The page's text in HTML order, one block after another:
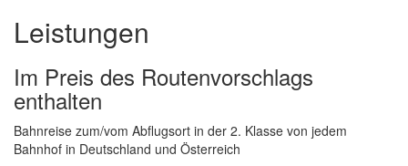
Leistungen
Im Preis des Routenvorschlags
enthalten
Bahnreise zum/vom Abflugsort in der 2. Klasse von jedem
Bahnhof in Deutschland und Österreich